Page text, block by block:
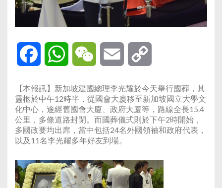
Facebook WhatsAppWeChat Email
【本報訊】新加坡建國總理李光耀於今天舉行國葬，其
靈柩於中午12時半，從國會大廈移至新加坡國立大學文
化中心，途經舊國會大廈、政府大廈等，路線全長15.4
公里，多條道路封閉。而國葬儀式則於下午2時開始，
多國政要均出席，當中包括24名外國領袖和政府代表，
以及11名李光耀多年好友到場。